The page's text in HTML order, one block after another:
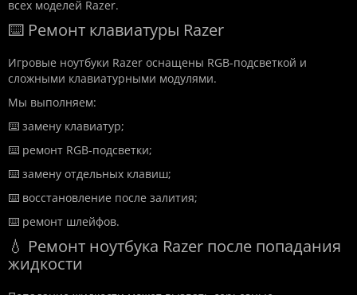
всех моделей Razer.
⌨️ Ремонт клавиатуры Razer
Игровые ноутбуки Razer оснащены RGB-подсветкой и
сложными клавиатурными модулями.
Мы выполняем:
⌨️ замену клавиатур;
⌨️ ремонт RGB-подсветки;
⌨️ замену отдельных клавиш;
⌨️ восстановление после залития;
⌨️ ремонт шлейфов.
💧 Ремонт ноутбука Razer после попадания
жидкости